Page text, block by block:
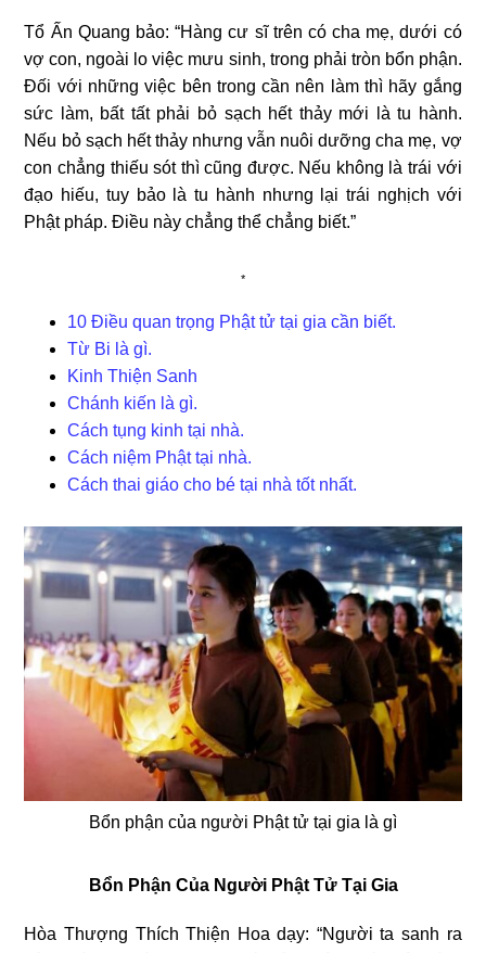
Tổ Ấn Quang bảo: “Hàng cư sĩ trên có cha mẹ, dưới có
vợ con, ngoài lo việc mưu sinh, trong phải tròn bổn phận.
Đối với những việc bên trong cần nên làm thì hãy gắng
sức làm, bất tất phải bỏ sạch hết thảy mới là tu hành.
Nếu bỏ sạch hết thảy nhưng vẫn nuôi dưỡng cha mẹ, vợ
con chẳng thiếu sót thì cũng được. Nếu không là trái với
đạo hiếu, tuy bảo là tu hành nhưng lại trái nghịch với
Phật pháp. Điều này chẳng thể chẳng biết.”
*
10 Điều quan trọng Phật tử tại gia cần biết.
Từ Bi là gì.
Kinh Thiện Sanh
Chánh kiến là gì.
Cách tụng kinh tại nhà.
Cách niệm Phật tại nhà.
Cách thai giáo cho bé tại nhà tốt nhất.
Bổn phận của người Phật tử tại gia là gì
Bổn Phận Của Người Phật Tử Tại Gia
Hòa Thượng Thích Thiện Hoa dạy: “Người ta sanh ra